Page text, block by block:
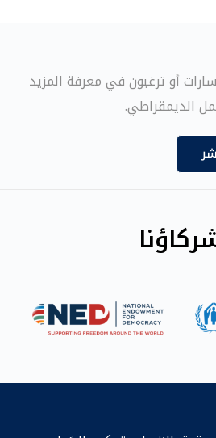
أو ترغبون في معرفة المزيد
الديمقراطي.